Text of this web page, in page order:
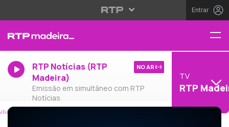
Entrar
RTP Notícias (RTP
Madeira)
Emissão em simultâneo com RTP
Notícias
NO AR
TV
RTP